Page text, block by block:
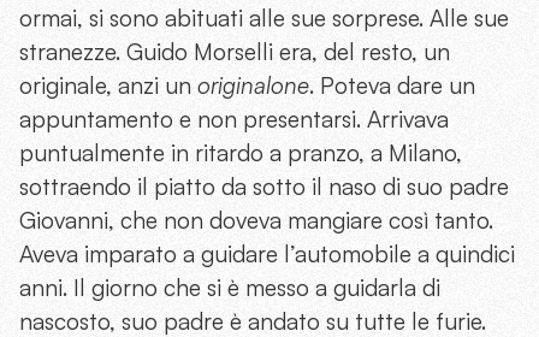
ormai, si sono abituati alle sue sorprese. Alle sue
stranezze. Guido Morselli era, del resto, un
originale, anzi un originalone. Poteva dare un
appuntamento e non presentarsi. Arrivava
puntualmente in ritardo a pranzo, a Milano,
sottraendo il piatto da sotto il naso di suo padre
Giovanni, che non doveva mangiare così tanto.
Aveva imparato a guidare l’automobile a quindici
anni. Il giorno che si è messo a guidarla di
nascosto, suo padre è andato su tutte le furie.